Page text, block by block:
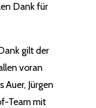
Dank für
gilt der
voran
Auer, Jürgen
Team mit